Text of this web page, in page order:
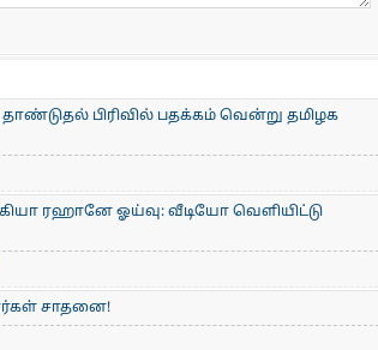
பிரிவில் பதக்கம் வென்று தமிழக
ரஹானே ஓய்வு: வீடியோ வெளியிட்டு
சாதனை!